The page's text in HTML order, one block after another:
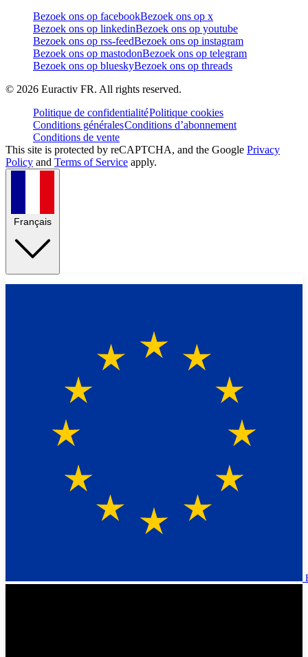
Bezoek ons op facebookBezoek ons op x
Bezoek ons op linkedinBezoek ons op youtube
Bezoek ons op rss-feedBezoek ons op instagram
Bezoek ons op mastodonBezoek ons op telegram
Bezoek ons op blueskyBezoek ons op threads
© 2026 Euractiv FR. All rights reserved.
Politique de confidentialitéPolitique cookies
Conditions généralesConditions d’abonnement
Conditions de vente
This site is protected by reCAPTCHA, and the Google Privacy
Policy and Terms of Service apply.
Français